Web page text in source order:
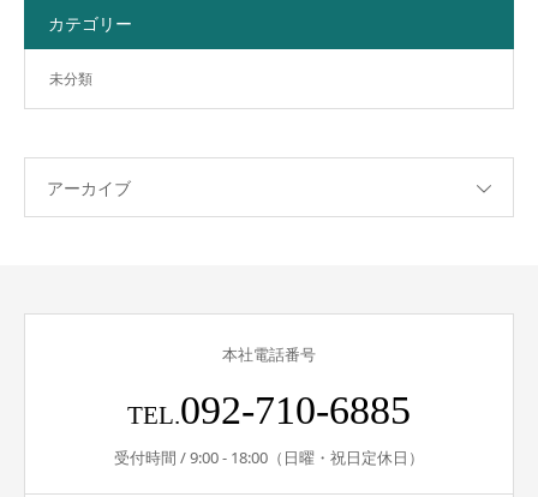
カテゴリー
未分類
アーカイブ
本社電話番号
TEL.092-710-6885
受付時間 / 9:00 - 18:00（日曜・祝日定休日）